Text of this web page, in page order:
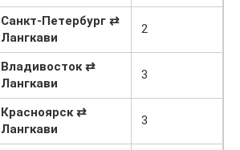
Санкт-Петербург ⇄
Лангкави
2
Владивосток ⇄
Лангкави
3
Красноярск ⇄
Лангкави
3